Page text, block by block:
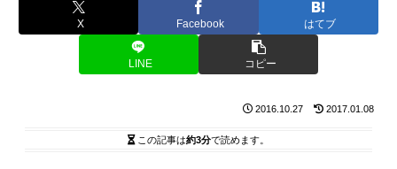
X Facebook はてブ
LINE コピー
2016.10.27 2017.01.08
この記事は約3分で読めます。